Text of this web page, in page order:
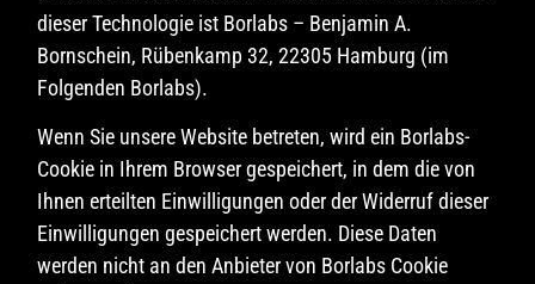
dieser Technologie ist Borlabs – Benjamin A.
Bornschein, Rübenkamp 32, 22305 Hamburg (im
Folgenden Borlabs).
Wenn Sie unsere Website betreten, wird ein Borlabs-
Cookie in Ihrem Browser gespeichert, in dem die von
Ihnen erteilten Einwilligungen oder der Widerruf dieser
Einwilligungen gespeichert werden. Diese Daten
werden nicht an den Anbieter von Borlabs Cookie